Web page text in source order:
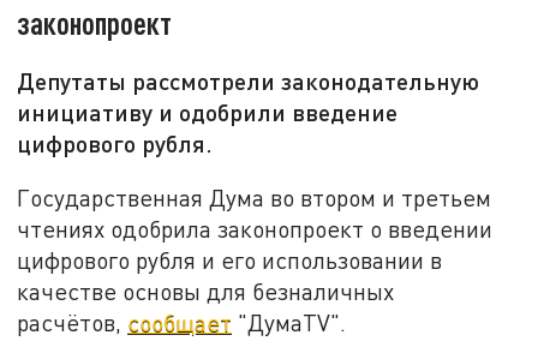
законопроект
Депутаты рассмотрели законодательную
инициативу и одобрили введение
цифрового рубля.
Государственная Дума во втором и третьем
чтениях одобрила законопроект о введении
цифрового рубля и его использовании в
качестве основы для безналичных
расчётов, сообщает "ДумаTV".